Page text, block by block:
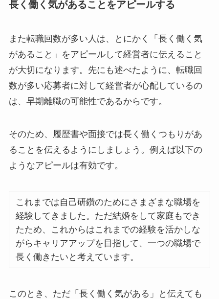
長く働く気があることをアピールする
また転職回数が多い人は、とにかく「長く働く気
があること」をアピールして経営者に伝えること
が大切になります。先にも述べたように、転職回
数が多い応募者に対して経営者が心配しているの
は、早期離職の可能性であるからです。
そのため、履歴書や面接では長く働くつもりがあ
ることを伝えるようにしましょう。例えば以下の
ようなアピールは有効です。
これまでは自己研鑽のためにさまざまな職場を
経験してきました。ただ結婚をして家庭もでき
たため、これからはこれまでの経験を活かしな
がらキャリアアップを目指して、一つの職場で
長く働きたいと考えています。
このとき、ただ「長く働く気がある」と伝えても